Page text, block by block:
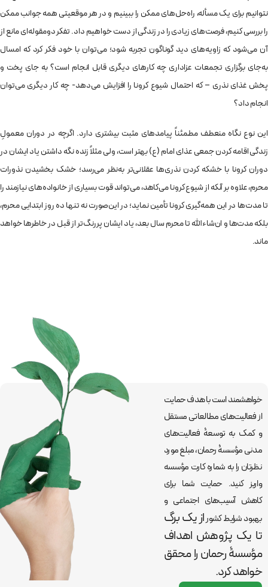
نتوانیم برای یک مسأله، راه‌حل‌های ممکن را ببینیم و در هر موقعیتی همه جوانب ممکن
را بررسی کنیم، فرصت‌های زیادی را در زندگی از دست خواهیم داد. تفکر دومقوله‌ای مانع از
آن می‌شود که زاویه‌های دید گوناگون تجربه شود؛ می‌توان با خود فکر کرد که امسال
به‌جای برگزاری تجمعات عزاداری چه کارهای دیگری قابل انجام است؟ به جای پخت و
پخش غذای نذری – که احتمال شیوع کرونا را افزایش می‌دهد- چه کار دیگری می‌توان
انجام داد؟
این نوع نگاه منعطف مطمئناً پیامدهای مثبت بیشتری دارد. اگرچه در دوران معمولِ
زندگی اقامه کردن جمعی عذای امام (ع) بهتر است، ولی مثلاً زنده نگه داشتن یاد ایشان در
دوران کرونا با خشکه کردن نذری‌ها عقلانی‌تر به‌نظر می‌رسد؛‌ خشک بخشیدن نذورات
محرم، علاوه بر آنکه از شیوع کرونا می‌کاهد، می‌تواند قوت بسیاری از خانواده‌های نیازمند را
تا مدت‌ها در این همه‌گیری کرونا تأمین نماید؛ در این‌صورت نه تنها ده روز ابتدایی محرم،
بلکه مدت‌ها و ان‌شاءالله تا محرم سال بعد، یاد ایشان پررنگ‌تر از قبل در خاطرها خواهد
ماند.
خواهشمند است با هدف حمایت
از فعالیت‌های مطالعاتی مستقل
و کمک به توسعۀ فعالیت‌های
مدنی مؤسسۀ رحمان، مبلغ مورد
نظرتان را به شماره کارت مؤسسه
واریز کنید. حمایت شما برای
کاهش آسیب‌های اجتماعی و
بهبود شرایط کشوراز یک برگ
تا یک پژوهش اهداف
مؤسسۀ رحمان رامحقق
خواهد کرد.